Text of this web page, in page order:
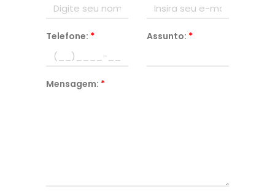
Telefone: * Assunto: *
Mensagem: *